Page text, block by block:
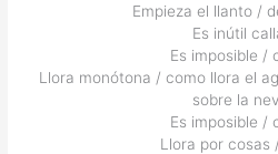
Empieza el llanto /
Es inútil
Es imposible /
Llora monótona / como llora el
sobre la
Es imposible /
Llora por cosas